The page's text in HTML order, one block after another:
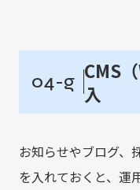
04-g CMS
入
お知らせやブログ、
を入れておくと、運